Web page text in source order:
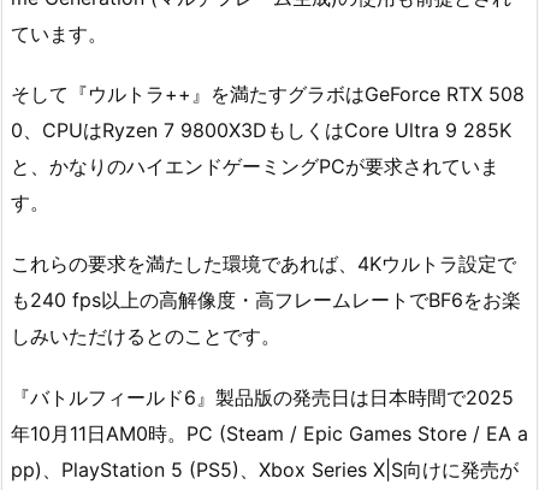
ています。
そして『ウルトラ++』を満たすグラボはGeForce RTX 508
0、CPUはRyzen 7 9800X3DもしくはCore Ultra 9 285K
と、かなりのハイエンドゲーミングPCが要求されていま
す。
これらの要求を満たした環境であれば、4Kウルトラ設定で
も240 fps以上の高解像度・高フレームレートでBF6をお楽
しみいただけるとのことです。
『バトルフィールド6』製品版の発売日は日本時間で2025
年10月11日AM0時。PC (Steam / Epic Games Store / EA a
pp)、PlayStation 5 (PS5)、Xbox Series X|S向けに発売が